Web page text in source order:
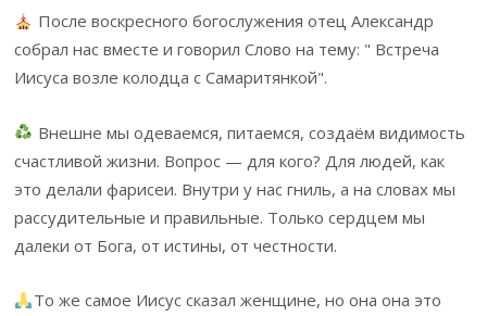
После воскресного богослужения отец Александр
собрал нас вместе и говорил Слово на тему: " Встреча
Иисуса возле колодца с Самаритянкой".
Внешне мы одеваемся, питаемся, создаём видимость
счастливой жизни. Вопрос — для кого? Для людей, как
это делали фарисеи. Внутри у нас гниль, а на словах мы
рассудительные и правильные. Только сердцем мы
далеки от Бога, от истины, от честности.
То же самое Иисус сказал женщине, но она она это